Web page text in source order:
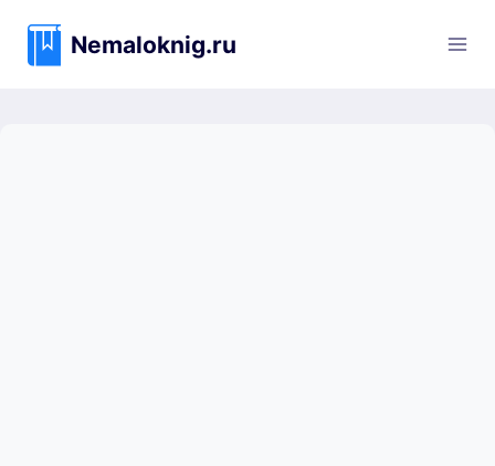
содержимому
Nemaloknig.ru